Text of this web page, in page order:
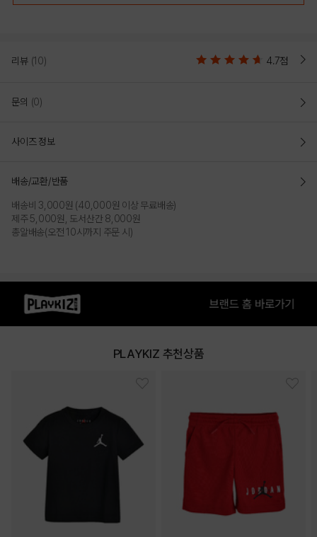
리뷰 (10) 4.7점
문의 (0)
사이즈 정보
배송/교환/반품
배송비 3,000원 (40,000원 이상 무료배송)
제주 5,000원, 도서산간 8,000원
총알배송(오전 10시까지 주문 시)
PLAYKIZ 추천상품